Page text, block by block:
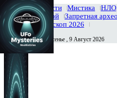
Главная Новости Мистика
Тайны вселенной
Запретная
История
Гороскоп 2026
Сегодня Воскресенье , 9 Август 2026